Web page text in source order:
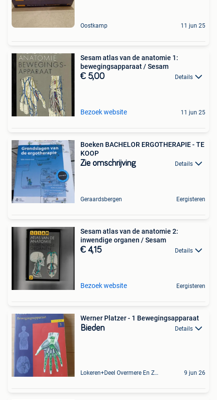
Oostkamp 11 jun 25
Sesam atlas van de anatomie 1:
bewegingsapparaat / Sesam
€ 5,00 Details
Bezoek website 11 jun 25
Boeken BACHELOR ERGOTHERAPIE - TE
KOOP
Zie omschrijving Details
Geraardsbergen Eergisteren
Sesam atlas van de anatomie 2:
inwendige organen / Sesam
€ 4,15 Details
Bezoek website Eergisteren
Werner Platzer - 1 Bewegingsapparaat
Bieden Details
Lokeren+Deel Overmere En Zele 9 jun 26